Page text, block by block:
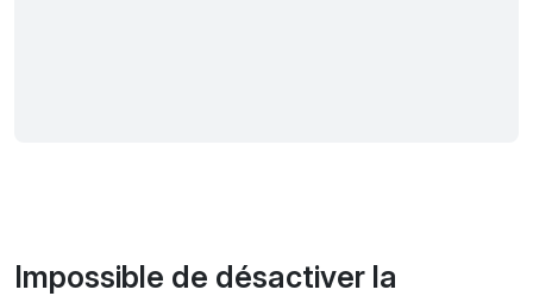
Impossible de désactiver la